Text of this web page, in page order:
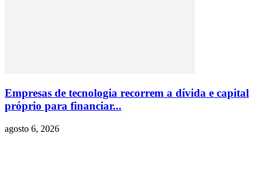
Empresas de tecnologia recorrem a dívida e capital
próprio para financiar...
agosto 6, 2026